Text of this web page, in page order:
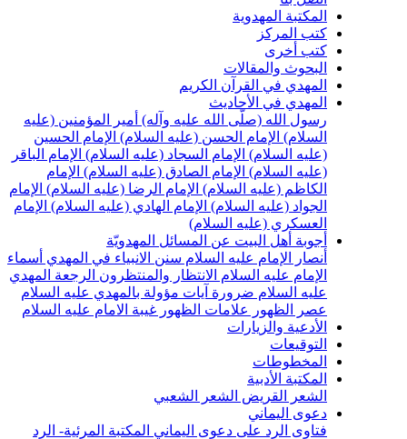
المهدوية
والمقالات
في القرآن الكريم
في الأحاديث
الله (صلّى الله عليه وآله) أمير المؤمنين (عليه
الإمام الحسن (عليه السلام) الإمام الحسين
الإمام السجاد (عليه السلام) الإمام الباقر
الإمام الصادق (عليه السلام) الإمام
(عليه السلام) الإمام الرضا (عليه السلام) الإمام
(عليه السلام) الإمام الهادي (عليه السلام) الإمام
(عليه السلام)
أهل البيت عن المسائل المهدويّة
الإمام عليه السلامسنن الانبياء في المهديأسماء
عليه السلامالانتظار والمنتظرونالرجعةالمهدي
السلام ضرورة آيات مؤولة بالمهدي عليه السلام
علامات الظهورغيبة الامام عليه السلام
والزيارات
الأدبية
الشعر الشعبي
اليماني
الرد على دعوى اليماني المكتبة المرئية- الرد